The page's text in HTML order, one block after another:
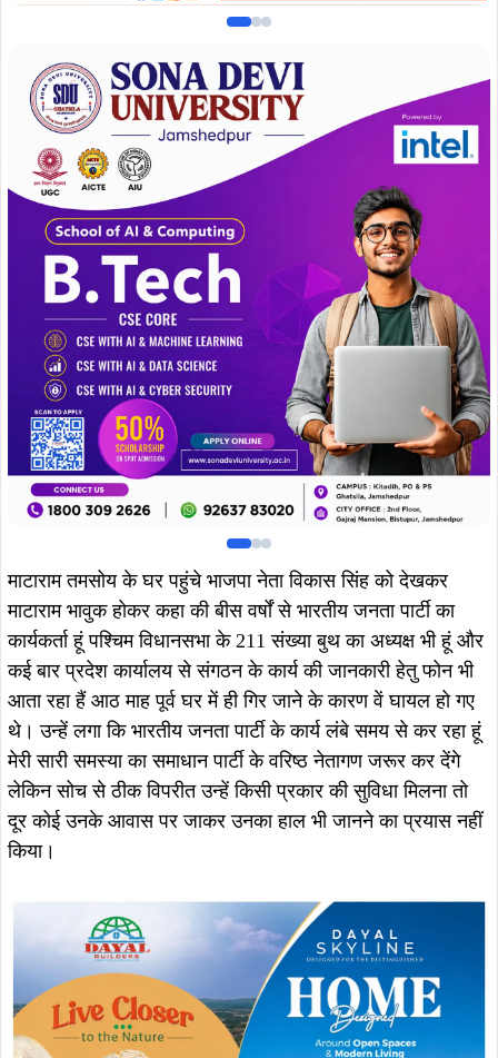
माटाराम तमसोय के घर पहुंचे भाजपा नेता विकास सिंह को देखकर
माटाराम भावुक होकर कहा की बीस वर्षों से भारतीय जनता पार्टी का
कार्यकर्ता हूं पश्चिम विधानसभा के 211 संख्या बुथ का अध्यक्ष भी हूं और
कई बार प्रदेश कार्यालय से संगठन के कार्य की जानकारी हेतु फोन भी
आता रहा हैं आठ माह पूर्व घर में ही गिर जाने के कारण वें घायल हो गए
थे। उन्हें लगा कि भारतीय जनता पार्टी के कार्य लंबे समय से कर रहा हूं
मेरी सारी समस्या का समाधान पार्टी के वरिष्ठ नेतागण जरूर कर देंगे
लेकिन सोच से ठीक विपरीत उन्हें किसी प्रकार की सुविधा मिलना तो
दूर कोई उनके आवास पर जाकर उनका हाल भी जानने का प्रयास नहीं
किया।